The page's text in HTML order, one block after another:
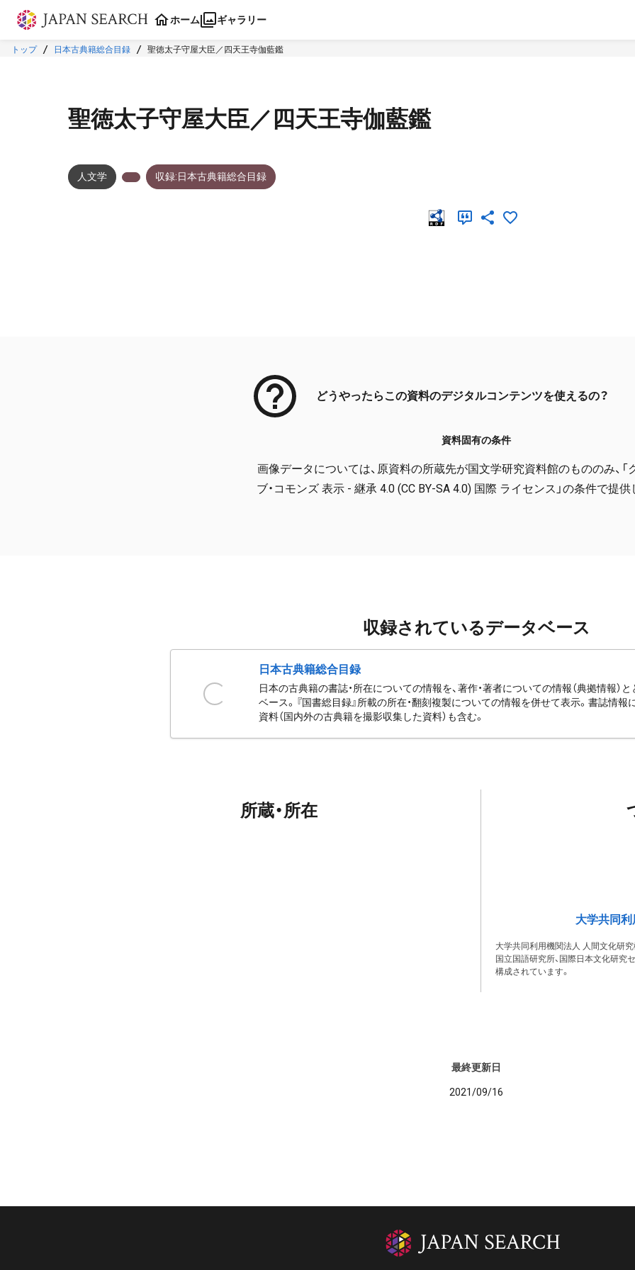
本文に飛ぶ
ホーム ギャラリー
トップ 日本古典籍総合目録 聖徳太子守屋大臣／四天王寺伽藍鑑
聖徳太子守屋大臣／四天王寺伽藍鑑
人文学 収録:日本古典籍総合目録
どうやったらこの資料のデジタルコンテンツを使えるの？
資料固有の条件
画像データについては、原資料の所蔵先が国文学研究資料館のもののみ、「
ブ・コモンズ 表示 - 継承 4.0 (CC BY-SA 4.0) 国際 ライセンス」の条件で提供
収録されているデータベース
日本古典籍総合目録
日本の古典籍の書誌・所在についての情報を、著作・著者についての情報（典拠情報）
ベース。『国書総目録』所載の所在・翻刻複製についての情報を併せて表示。書誌情報
資料（国内外の古典籍を撮影収集した資料）も含む。
所蔵・所在
大学共同
大学共同利用機関法人 人間文化研究
国立国語研究所、国際日本文化研究
構成されています。
最終更新日
2021/09/16